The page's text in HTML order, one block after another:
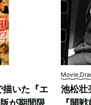
描いた『エ
が期間限
池松壮
『開